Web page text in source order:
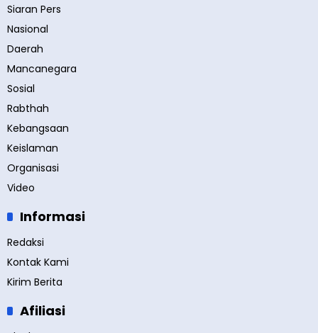
Siaran Pers
Nasional
Daerah
Mancanegara
Sosial
Rabthah
Kebangsaan
Keislaman
Organisasi
Video
Informasi
Redaksi
Kontak Kami
Kirim Berita
Afiliasi